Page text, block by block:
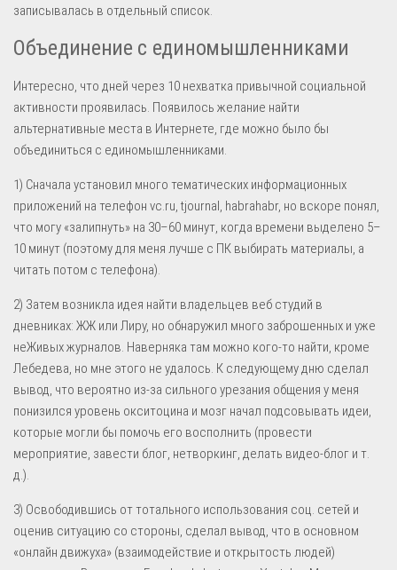
записывалась в отдельный список.
Объединение с единомышленниками
Интересно, что дней через 10 нехватка привычной социальной
активности проявилась. Появилось желание найти
альтернативные места в Интернете, где можно было бы
объединиться с единомышленниками.
1) Сначала установил много тематических информационных
приложений на телефон vc.ru, tjournal, habrahabr, но вскоре понял,
что могу «залипнуть» на 30–60 минут, когда времени выделено 5–
10 минут (поэтому для меня лучше с ПК выбирать материалы, а
читать потом с телефона).
2) Затем возникла идея найти владельцев веб студий в
дневниках: ЖЖ или Лиру, но обнаружил много заброшенных и уже
неЖивых журналов. Наверняка там можно кого-то найти, кроме
Лебедева, но мне этого не удалось. К следующему дню сделал
вывод, что вероятно из-за сильного урезания общения у меня
понизился уровень окситоцина и мозг начал подсовывать идеи,
которые могли бы помочь его восполнить (провести
мероприятие, завести блог, нетворкинг, делать видео-блог и т.
д.).
3) Освободившись от тотального использования соц. сетей и
оценив ситуацию со стороны, сделал вывод, что в основном
«онлайн движуха» (взаимодействие и открытость людей)